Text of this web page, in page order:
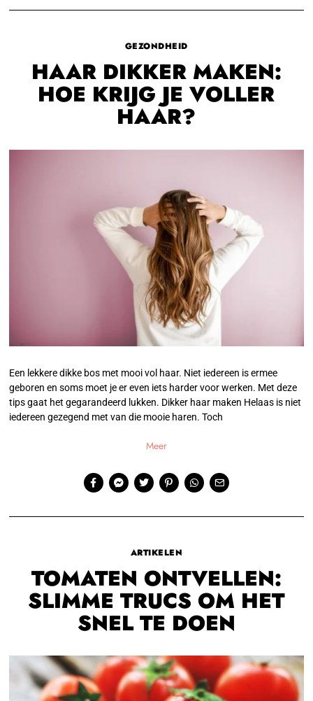
GEZONDHEID
HAAR DIKKER MAKEN:
HOE KRIJG JE VOLLER
HAAR?
Een lekkere dikke bos met mooi vol haar. Niet iedereen is ermee
geboren en soms moet je er even iets harder voor werken. Met deze
tips gaat het gegarandeerd lukken. Dikker haar maken Helaas is niet
iedereen gezegend met van die mooie haren. Toch
Meer
ARTIKELEN
TOMATEN ONTVELLEN:
SLIMME TRUCS OM HET
SNEL TE DOEN